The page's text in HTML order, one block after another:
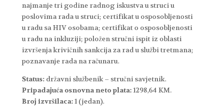
najmanje tri godine radnog iskustva u struci u
poslovima rada u struci; certifikat u osposobljenosti
u radu sa HIV osobama; certifikat o osposobljenosti
u radu na inkluziji; položen stručni ispit iz oblasti
izvršenja krivičnih sankcija za rad u službi tretmana;
poznavanje rada na računaru.
Status: državni službenik – stručni savjetnik.
Pripadajuća osnovna neto plata: 1298,64 KM.
Broj izvršilaca: 1 (jedan).